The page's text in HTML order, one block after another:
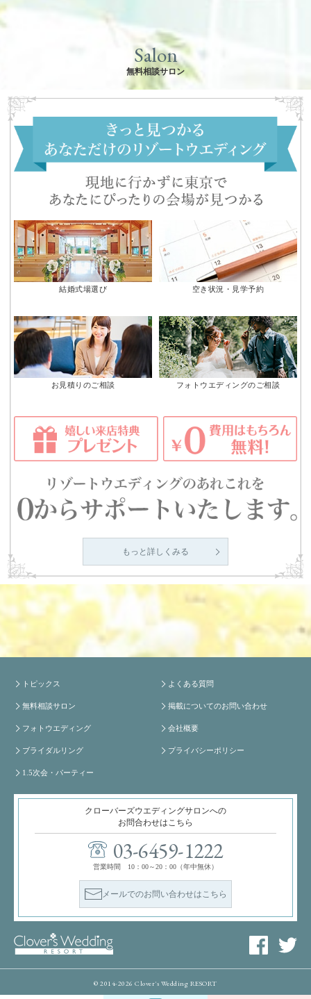
Salon
無料相談サロン
結婚式場選び 空き状況・見学予約
お見積りのご相談 フォトウエディングのご相談
もっと詳しくみる
トピックス
無料相談サロン
フォトウエディング
ブライダルリング
1.5次会・パーティー
よくある質問
掲載についてのお問い合わせ
会社概要
プライバシーポリシー
クローバーズウエディングサロンへの
お問合わせはこちら
03-6459-1222
営業時間 10：00～20：00（年中無休）
メールでのお問い合わせはこちら
© 2014-2026 Clover's Wedding RESORT